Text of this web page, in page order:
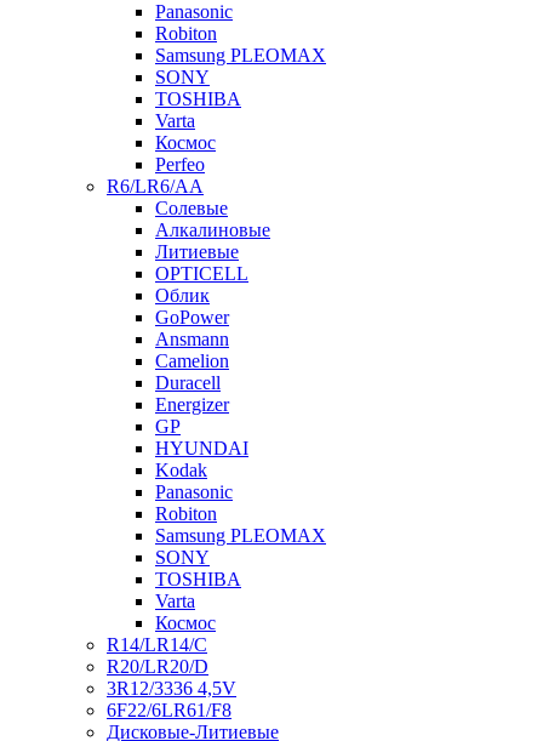
Panasonic
Robiton
Samsung PLEOMAX
SONY
TOSHIBA
Varta
Космос
Perfeo
R6/LR6/AA
Солевые
Алкалиновые
Литиевые
OPTICELL
Облик
GoPower
Ansmann
Camelion
Duracell
Energizer
GP
HYUNDAI
Kodak
Panasonic
Robiton
Samsung PLEOMAX
SONY
TOSHIBA
Varta
Космос
R14/LR14/C
R20/LR20/D
3R12/3336 4,5V
6F22/6LR61/F8
Дисковые-Литиевые